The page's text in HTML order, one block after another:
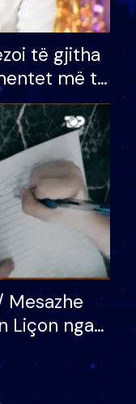
të gjitha
më të
VIP: Do më
kur…
Mesazhe
Liçon nga
meritoj…